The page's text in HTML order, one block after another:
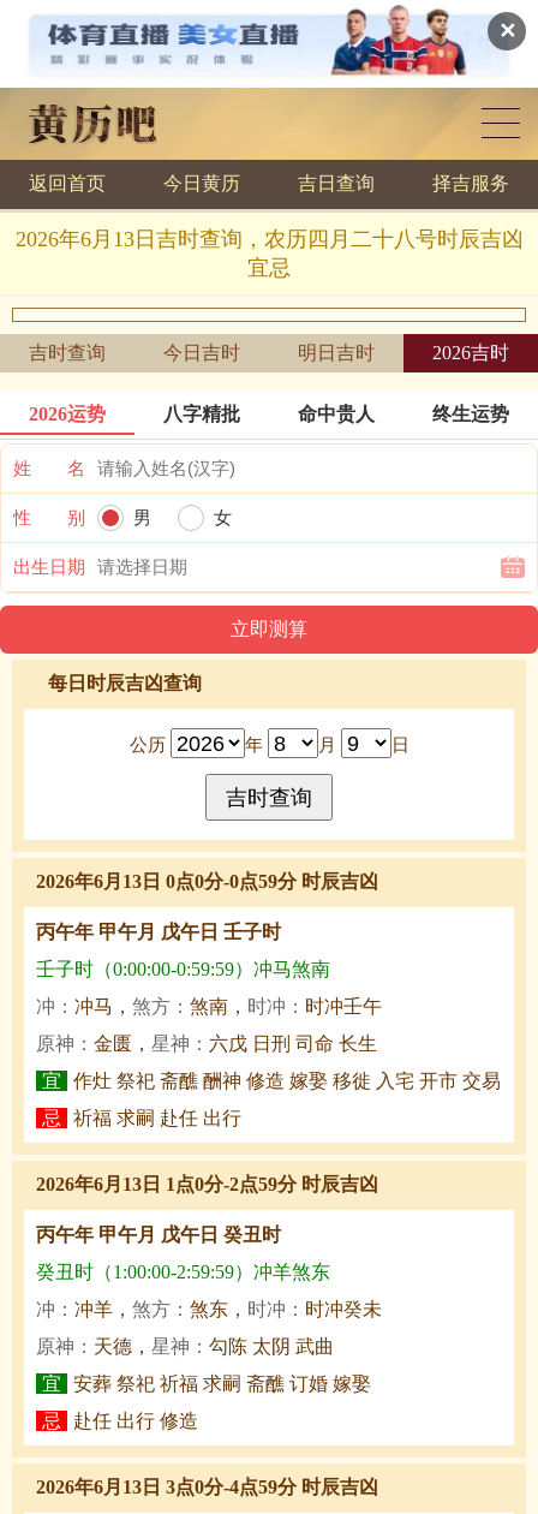
✕
黄历查询
返回首页 今日黄历 吉日查询 择吉服务
2026年6月13日吉时查询，农历四月二十八号时辰吉凶
宜忌
吉时查询 今日吉时 明日吉时 2026吉时
2026运势 八字精批 命中贵人 终生运势
姓 名
性 别 男 女
出生日期
每日时辰吉凶查询
公历 年 月 日
2026年6月13日 0点0分-0点59分 时辰吉凶
丙午年 甲午月 戊午日 壬子时
壬子时（0:00:00-0:59:59）冲马煞南
冲： 冲马， 煞方： 煞南， 时冲： 时冲壬午
原神： 金匮， 星神： 六戊 日刑 司命 长生
宜
作灶 祭祀 斋醮 酬神 修造 嫁娶 移徙 入宅 开市 交易
忌
祈福 求嗣 赴任 出行
2026年6月13日 1点0分-2点59分 时辰吉凶
丙午年 甲午月 戊午日 癸丑时
癸丑时（1:00:00-2:59:59）冲羊煞东
冲： 冲羊， 煞方： 煞东， 时冲： 时冲癸未
原神： 天德， 星神： 勾陈 太阴 武曲
宜
安葬 祭祀 祈福 求嗣 斋醮 订婚 嫁娶
忌
赴任 出行 修造
2026年6月13日 3点0分-4点59分 时辰吉凶